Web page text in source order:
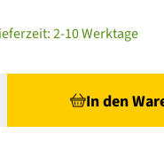
2-10 Werktage
In den